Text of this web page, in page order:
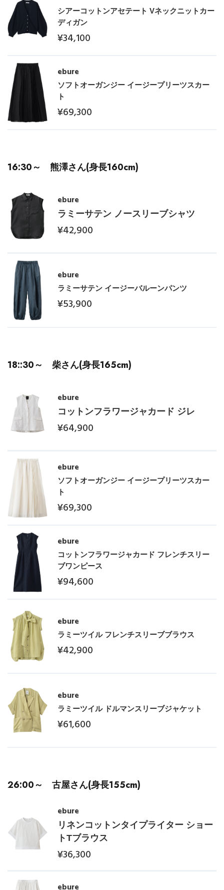
シアーコットンアセテート Vネックニットカー
ディガン
¥34,100
ebure
ソフトオーガンジー イージープリーツスカー
ト
¥69,300
16:30～ 熊澤さん(身長160cm)
ebure
ラミーサテン ノースリーブシャツ
¥42,900
ebure
ラミーサテン イージーバルーンパンツ
¥53,900
18::30～ 柴さん(身長165cm)
ebure
コットンフラワージャカード ジレ
¥64,900
ebure
ソフトオーガンジー イージープリーツスカー
ト
¥69,300
ebure
コットンフラワージャカード フレンチスリー
ブワンピース
¥94,600
ebure
ラミーツイル フレンチスリーブブラウス
¥42,900
ebure
ラミーツイル ドルマンスリーブジャケット
¥61,600
26:00～ 古屋さん(身長155cm)
ebure
リネンコットンタイプライター ショー
トTブラウス
¥36,300